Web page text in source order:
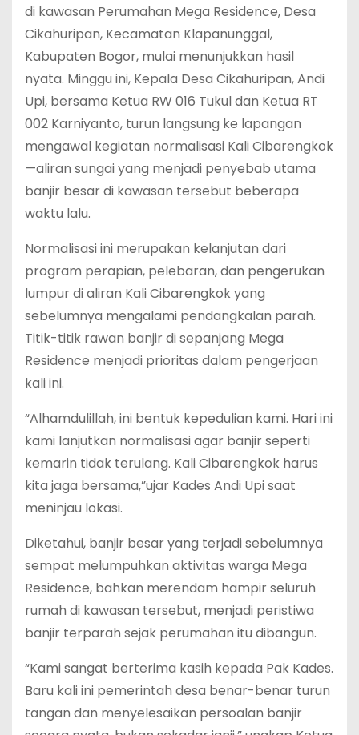
di kawasan Perumahan Mega Residence, Desa
Cikahuripan, Kecamatan Klapanunggal,
Kabupaten Bogor, mulai menunjukkan hasil
nyata. Minggu ini, Kepala Desa Cikahuripan, Andi
Upi, bersama Ketua RW 016 Tukul dan Ketua RT
002 Karniyanto, turun langsung ke lapangan
mengawal kegiatan normalisasi Kali Cibarengkok
—aliran sungai yang menjadi penyebab utama
banjir besar di kawasan tersebut beberapa
waktu lalu.
Normalisasi ini merupakan kelanjutan dari
program perapian, pelebaran, dan pengerukan
lumpur di aliran Kali Cibarengkok yang
sebelumnya mengalami pendangkalan parah.
Titik-titik rawan banjir di sepanjang Mega
Residence menjadi prioritas dalam pengerjaan
kali ini.
“Alhamdulillah, ini bentuk kepedulian kami. Hari ini
kami lanjutkan normalisasi agar banjir seperti
kemarin tidak terulang. Kali Cibarengkok harus
kita jaga bersama,”ujar Kades Andi Upi saat
meninjau lokasi.
Diketahui, banjir besar yang terjadi sebelumnya
sempat melumpuhkan aktivitas warga Mega
Residence, bahkan merendam hampir seluruh
rumah di kawasan tersebut, menjadi peristiwa
banjir terparah sejak perumahan itu dibangun.
“Kami sangat berterima kasih kepada Pak Kades.
Baru kali ini pemerintah desa benar-benar turun
tangan dan menyelesaikan persoalan banjir